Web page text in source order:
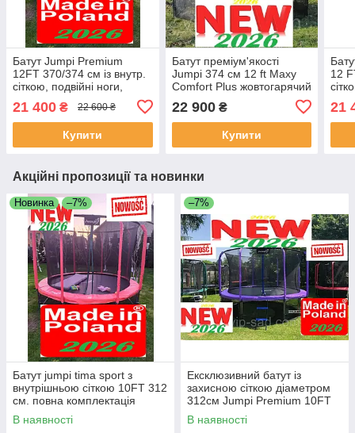
Батут Jumpi Premium
12FT 370/374 см із внутр.
сіткою, подвійні ноги,
21 400 ₴ 22 600 ₴
Купити
Батут преміум'якості
Jumpi 374 см 12 ft Maxy
Comfort Plus жовтогарячий
22 900₴
Купити
12
21
Акційні пропозиції та новинки
Новинка –7%
Батут jumpi tima sport з
внутрішньою сіткою 10FT 312
см. повна комплектація
В наявності
–7%
Ексклюзивний батут із
захисною сіткою діаметром
312см Jumpi Premium 10FT
310/312см + чохол!
В наявності